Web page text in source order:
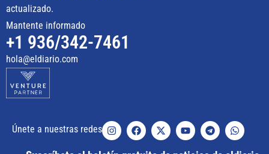
actualizado.
Mantente informado
+1 936/342-7461
hola@eldiario.com
Únete a nuestras redes